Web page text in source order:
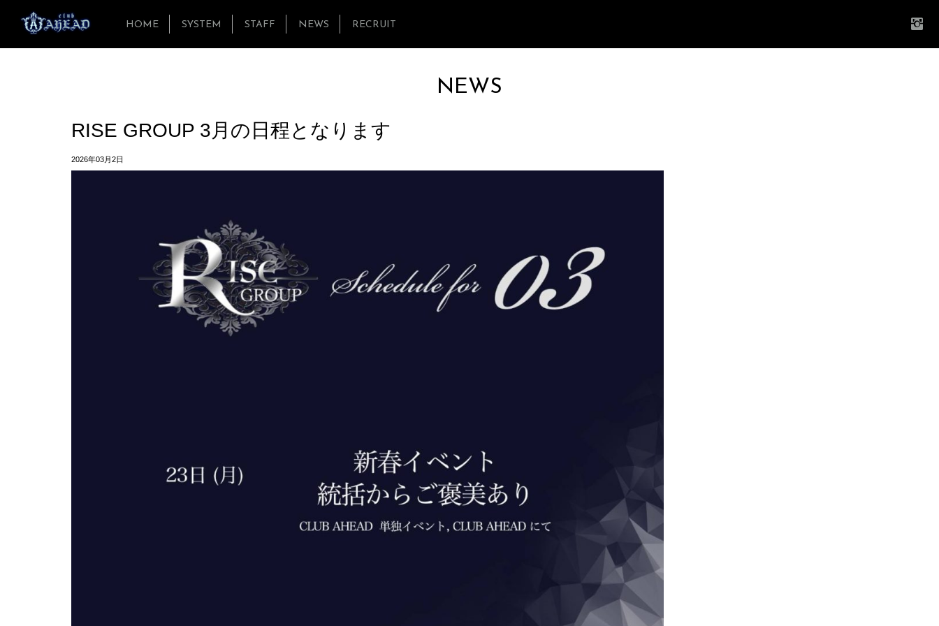
HOME SYSTEM STAFF NEWS RECRUIT
NEWS
RISE GROUP 3月の日程となります
2026年03月2日